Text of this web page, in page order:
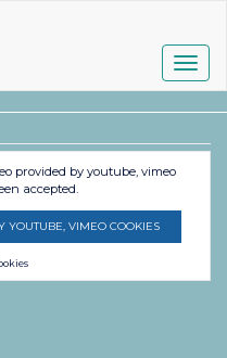
provided by youtube, vimeo
accepted.
YOUTUBE, VIMEO COOKIES